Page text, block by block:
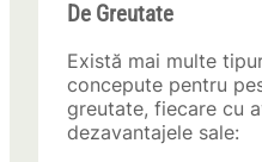
De Greutate
Există mai multe
concepute pentru
greutate, fiecare cu
dezavantajele sale: